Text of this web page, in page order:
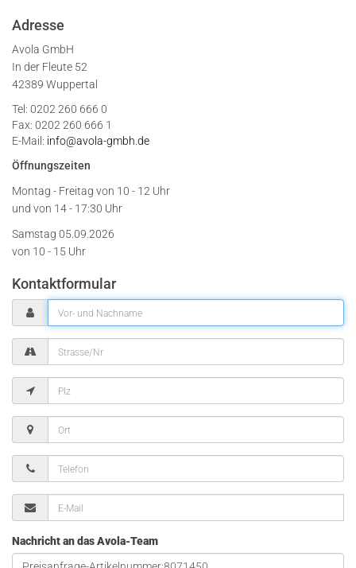
Adresse
Avola GmbH
In der Fleute 52
42389 Wuppertal
Tel: 0202 260 666 0
Fax: 0202 260 666 1
E-Mail: info@avola-gmbh.de
Öffnungszeiten
Montag - Freitag von 10 - 12 Uhr
und von 14 - 17:30 Uhr
Samstag 05.09.2026
von 10 - 15 Uhr
Kontaktformular
Nachricht an das Avola-Team